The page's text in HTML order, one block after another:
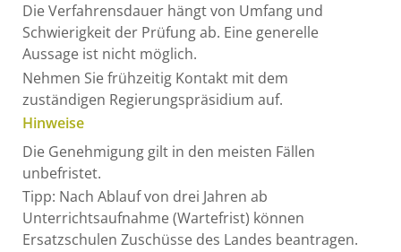
Die Verfahrensdauer hängt von Umfang und
Schwierigkeit der Prüfung ab. Eine generelle
Aussage ist nicht möglich.
Nehmen Sie frühzeitig Kontakt mit dem
zuständigen Regierungspräsidium auf.
Hinweise
Die Genehmigung gilt in den meisten Fällen
unbefristet.
Tipp: Nach Ablauf von drei Jahren ab
Unterrichtsaufnahme (Wartefrist) können
Ersatzschulen Zuschüsse des Landes beantragen.